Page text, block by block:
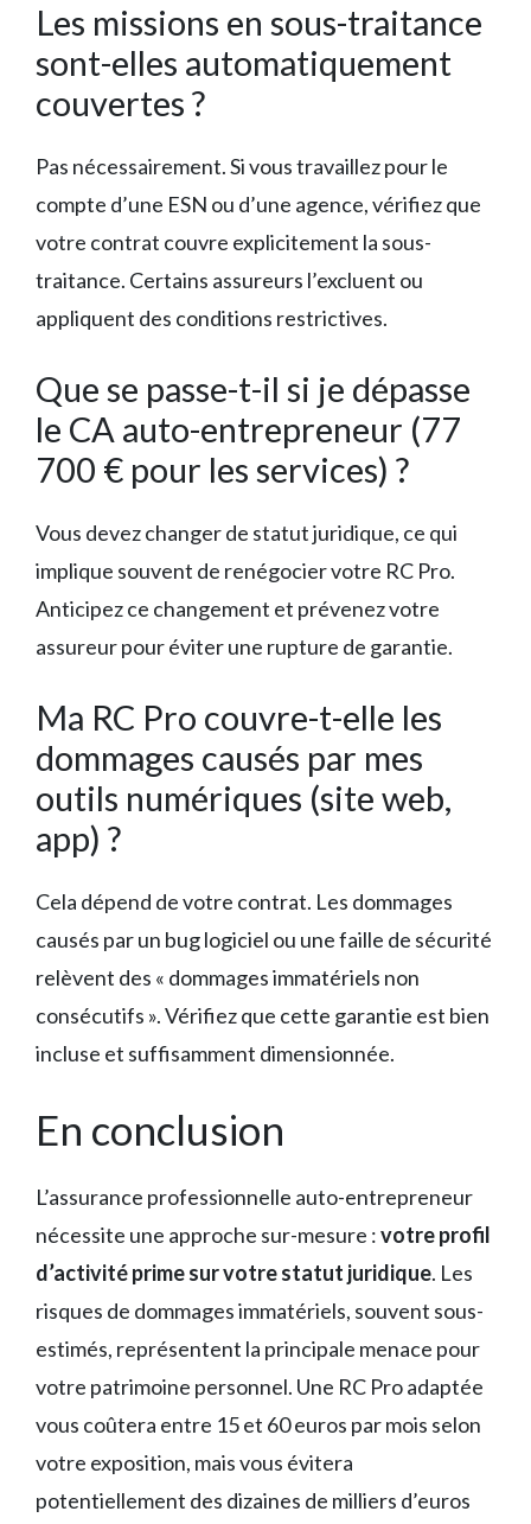
Les missions en sous-traitance
sont-elles automatiquement
couvertes ?
Pas nécessairement. Si vous travaillez pour le
compte d’une ESN ou d’une agence, vérifiez que
votre contrat couvre explicitement la sous-
traitance. Certains assureurs l’excluent ou
appliquent des conditions restrictives.
Que se passe-t-il si je dépasse
le CA auto-entrepreneur (77
700 € pour les services) ?
Vous devez changer de statut juridique, ce qui
implique souvent de renégocier votre RC Pro.
Anticipez ce changement et prévenez votre
assureur pour éviter une rupture de garantie.
Ma RC Pro couvre-t-elle les
dommages causés par mes
outils numériques (site web,
app) ?
Cela dépend de votre contrat. Les dommages
causés par un bug logiciel ou une faille de sécurité
relèvent des « dommages immatériels non
consécutifs ». Vérifiez que cette garantie est bien
incluse et suffisamment dimensionnée.
En conclusion
L’assurance professionnelle auto-entrepreneur
nécessite une approche sur-mesure :votre profil
d’activité prime sur votre statut juridique. Les
risques de dommages immatériels, souvent sous-
estimés, représentent la principale menace pour
votre patrimoine personnel. Une RC Pro adaptée
vous coûtera entre 15 et 60 euros par mois selon
votre exposition, mais vous évitera
potentiellement des dizaines de milliers d’euros